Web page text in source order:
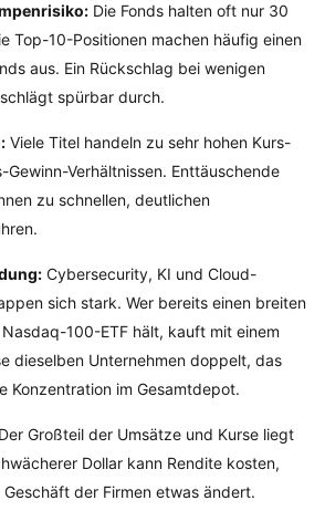
Die Fonds halten oft nur 30
Top-10-Positionen machen häufig einen
aus. Ein Rückschlag bei wenigen
spürbar durch.
Viele Titel handeln zu sehr hohen Kurs-
Gewinn-Verhältnissen. Enttäuschende
zu schnellen, deutlichen
Cybersecurity, KI und Cloud-
sich stark. Wer bereits einen breiten
100-ETF hält, kauft mit einem
dieselben Unternehmen doppelt, das
Konzentration im Gesamtdepot.
Der Großteil der Umsätze und Kurse liegt
Dollar kann Rendite kosten,
der Firmen etwas ändert.